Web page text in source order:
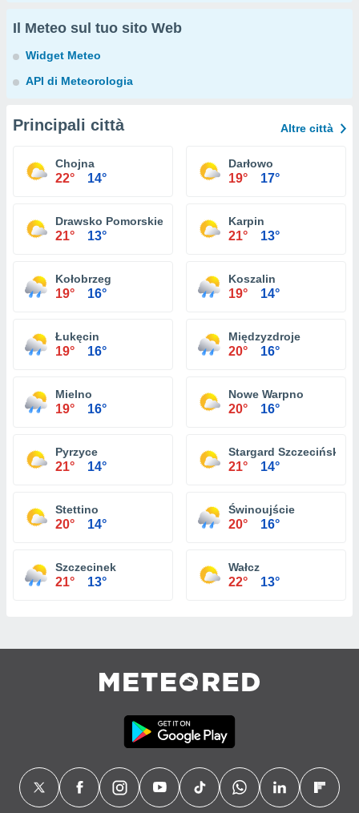
Il Meteo sul tuo sito Web
Widget Meteo
API di Meteorologia
Principali città Altre città
Chojna
22° 14°
Darłowo
19° 17°
Drawsko Pomorskie
21° 13°
Karpin
21° 13°
Kołobrzeg
19° 16°
Koszalin
19° 14°
Łukęcin
19° 16°
Międzyzdroje
20° 16°
Mielno
19° 16°
Nowe Warpno
20° 16°
Pyrzyce
21° 14°
Stargard Szczeciński
21° 14°
Stettino
20° 14°
Świnoujście
20° 16°
Szczecinek
21° 13°
Wałcz
22° 13°